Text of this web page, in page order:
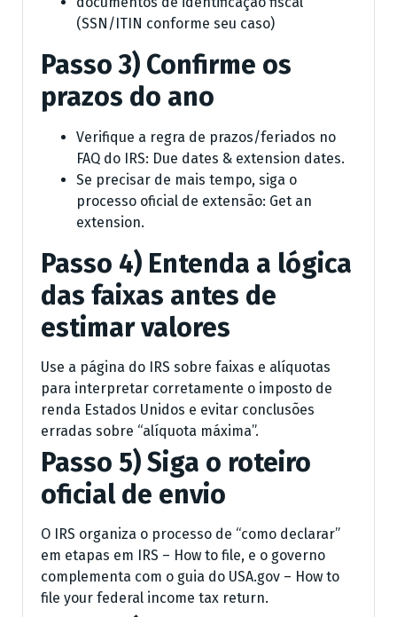
(SSN/ITIN conforme seu caso)
Passo 3) Confirme os
prazos do ano
Verifique a regra de prazos/feriados no
FAQ do IRS: Due dates & extension dates.
Se precisar de mais tempo, siga o
processo oficial de extensão: Get an
extension.
Passo 4) Entenda a lógica
das faixas antes de
estimar valores
Use a página do IRS sobre faixas e alíquotas
para interpretar corretamente o imposto de
renda Estados Unidos e evitar conclusões
erradas sobre “alíquota máxima”.
Passo 5) Siga o roteiro
oficial de envio
O IRS organiza o processo de “como declarar”
em etapas em IRS – How to file, e o governo
complementa com o guia do USA.gov – How to
file your federal income tax return.